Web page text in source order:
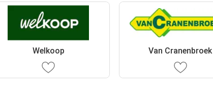
Welkoop Van Cranenbroek